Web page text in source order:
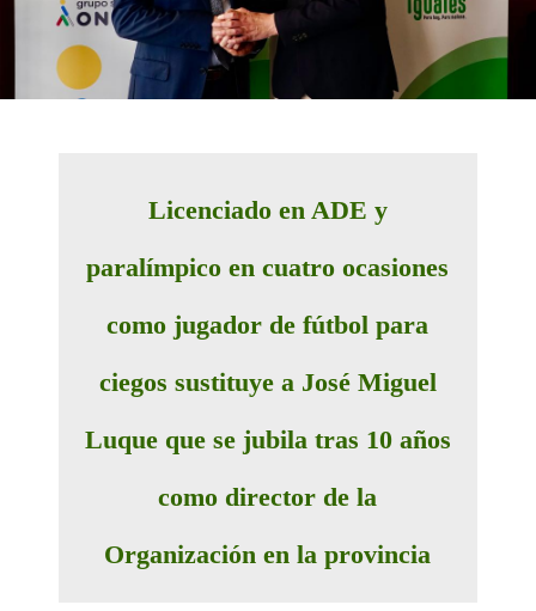
Licenciado en ADE y
paralímpico en cuatro ocasiones
como jugador de fútbol para
ciegos sustituye a José Miguel
Luque que se jubila tras 10 años
como director de la
Organización en la provincia